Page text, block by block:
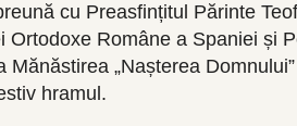
cu Preasfințitul Părinte
Ortodoxe Române a Spaniei și
Mănăstirea „Nașterea
hramul.